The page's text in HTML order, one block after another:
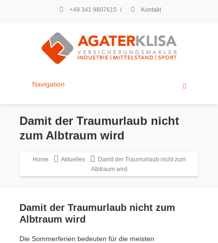
+49 341 9807615 / Kontakt
Navigation
Damit der Traumurlaub nicht
zum Albtraum wird
Home Aktuelles
Damit der Traumurlaub nicht zum
Albtraum wird
Damit der Traumurlaub nicht zum
Albtraum wird
Die Sommerferien bedeuten für die meisten